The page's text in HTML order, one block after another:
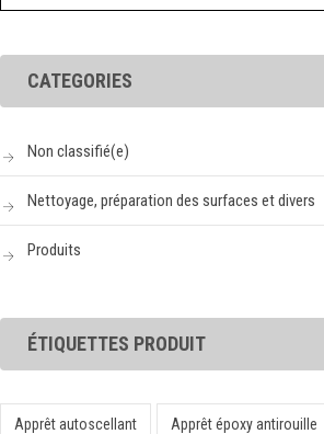
CATEGORIES
Non classifié(e)
Nettoyage, préparation des surfaces et divers
Produits
ÉTIQUETTES PRODUIT
Apprêt autoscellant Apprêt époxy antirouille